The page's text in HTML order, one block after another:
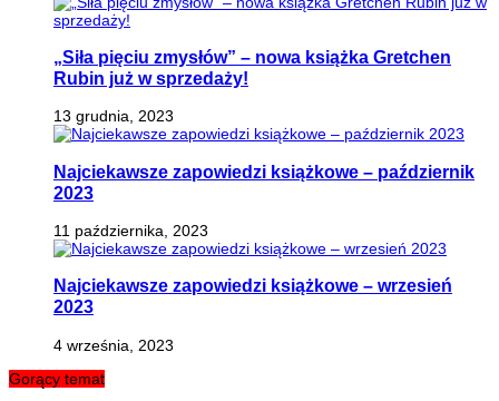
„Siła pięciu zmysłów” – nowa książka Gretchen
Rubin już w sprzedaży!
13 grudnia, 2023
Najciekawsze zapowiedzi książkowe – październik
2023
11 października, 2023
Najciekawsze zapowiedzi książkowe – wrzesień
2023
4 września, 2023
Gorący temat